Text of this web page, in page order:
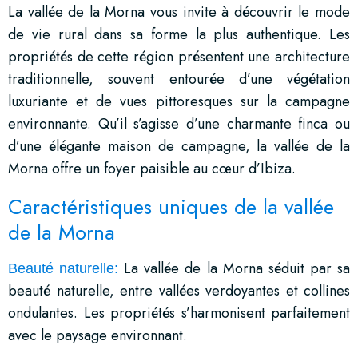
La vallée de la Morna vous invite à découvrir le mode
de vie rural dans sa forme la plus authentique. Les
propriétés de cette région présentent une architecture
traditionnelle, souvent entourée d’une végétation
luxuriante et de vues pittoresques sur la campagne
environnante. Qu’il s’agisse d’une charmante finca ou
d’une élégante maison de campagne, la vallée de la
Morna offre un foyer paisible au cœur d’Ibiza.
Caractéristiques uniques de la vallée
de la Morna
Beauté naturelle: La vallée de la Morna séduit par sa
beauté naturelle, entre vallées verdoyantes et collines
ondulantes. Les propriétés s’harmonisent parfaitement
avec le paysage environnant.